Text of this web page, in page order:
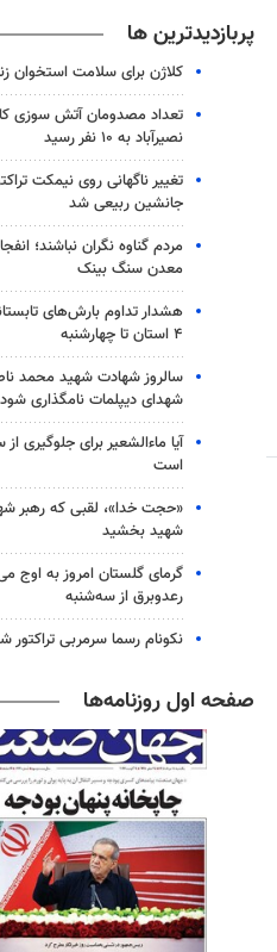
پربازدیدترین ها
کلاژن برای سلامت استخوان
تعداد مصدومان آتش سوزی
نصیرآباد به ۱۰ نفر رسید
تغییر ناگهانی روی نیمکت
جانشین ربیعی شد
مردم گناوه نگران نباشند؛
معدن سنگ بینک
هشدار تداوم بارش‌های
۴ استان تا چهارشنبه
سالروز شهادت شهید محمد
شهدای دیپلمات نامگذاری شود
آیا ماءالشعیر برای جلوگیری
است
«حجت خدا»، لقبی که رهبر
شهید بخشید
گرمای گلستان امروز به اوج
رعدوبرق از سه‌شنبه
نکونام رسما سرمربی تراکتور
صفحه اول روزنامه‌ها